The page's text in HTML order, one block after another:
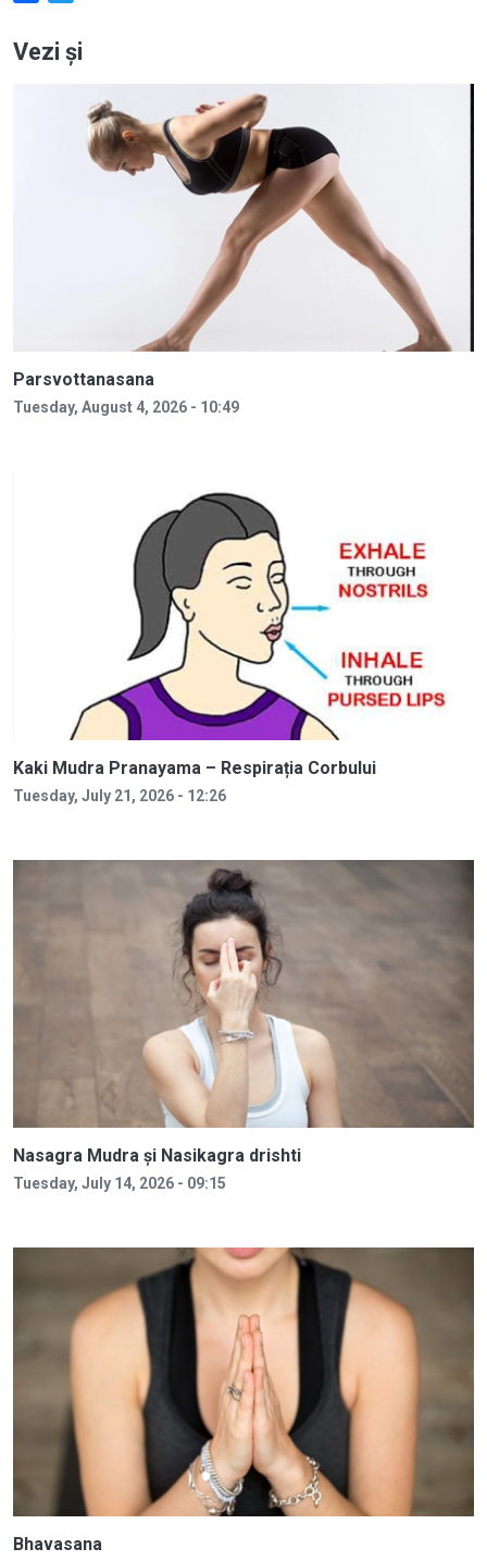
Vezi și
Parsvottanasana
Tuesday, August 4, 2026 - 10:49
Kaki Mudra Pranayama – Respirația Corbului
Tuesday, July 21, 2026 - 12:26
Nasagra Mudra și Nasikagra drishti
Tuesday, July 14, 2026 - 09:15
Bhavasana